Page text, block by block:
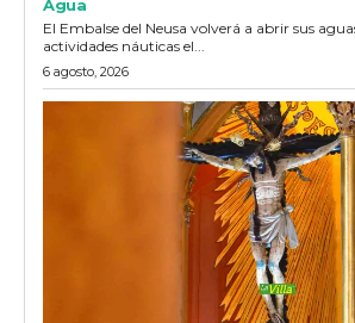
Agua
El Embalse del Neusa volverá a abrir sus
actividades náuticas el...
6 agosto, 2026